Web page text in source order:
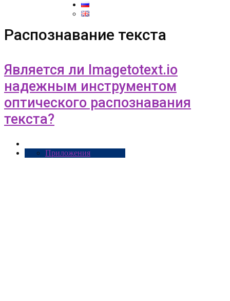
Распознавание текста
Является ли Imagetotext.io
надежным инструментом
оптического распознавания
текста?
Приложения